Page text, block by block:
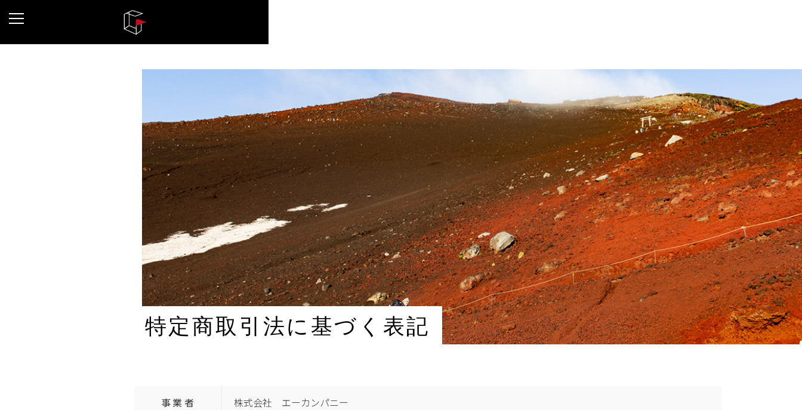
特定商取引法に基づく表記
事業者 株式会社 エーカンパニー